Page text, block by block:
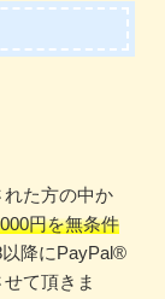
れた方の中か
円を無条件
降にPayPal®️
て頂きま